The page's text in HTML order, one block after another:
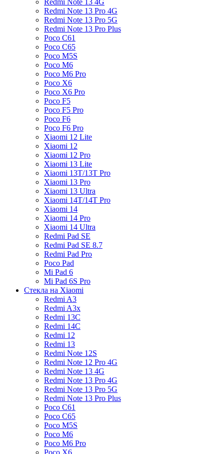
Redmi Note 13 Pro 4G
Redmi Note 13 Pro 5G
Redmi Note 13 Pro Plus
Poco C61
Poco C65
Poco M5S
Poco M6
Poco M6 Pro
Poco X6
Poco X6 Pro
Poco F5
Poco F5 Pro
Poco F6
Poco F6 Pro
Xiaomi 12 Lite
Xiaomi 12
Xiaomi 12 Pro
Xiaomi 13 Lite
Xiaomi 13T/13T Pro
Xiaomi 13 Pro
Xiaomi 13 Ultra
Xiaomi 14T/14T Pro
Xiaomi 14
Xiaomi 14 Pro
Xiaomi 14 Ultra
Redmi Pad SE
Redmi Pad SE 8.7
Redmi Pad Pro
Poco Pad
Mi Pad 6
Mi Pad 6S Pro
Стекла на Xiaomi
Redmi A3
Redmi A3x
Redmi 13C
Redmi 14C
Redmi 12
Redmi 13
Redmi Note 12S
Redmi Note 12 Pro 4G
Redmi Note 13 4G
Redmi Note 13 Pro 4G
Redmi Note 13 Pro 5G
Redmi Note 13 Pro Plus
Poco C61
Poco C65
Poco M5S
Poco M6
Poco M6 Pro
Poco X6